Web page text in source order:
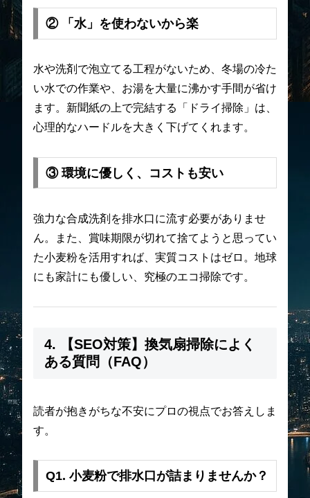
② 「水」を使わないから楽
水や洗剤で泡立てる工程がないため、冬場の冷た
い水での作業や、お湯を大量に沸かす手間が省け
ます。新聞紙の上で完結する「ドライ掃除」は、
心理的なハードルを大きく下げてくれます。
③ 環境に優しく、コストも安い
強力な合成洗剤を排水口に流す必要がありませ
ん。また、賞味期限が切れて捨てようと思ってい
た小麦粉を活用すれば、実質コストはゼロ。地球
にも家計にも優しい、究極のエコ掃除です。
4. 【SEO対策】換気扇掃除によく
ある質問（FAQ）
読者が抱きがちな不安にプロの視点でお答えしま
す。
Q1. 小麦粉で排水口が詰まりませんか？